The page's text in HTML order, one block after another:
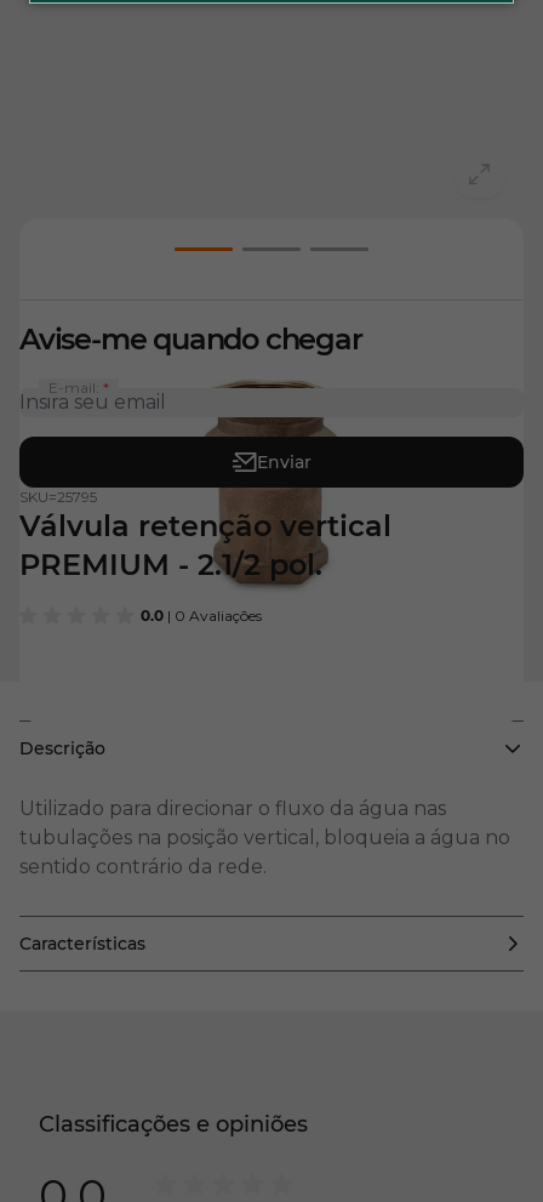
0.0 | 0 Avaliações
SKU=25795
Válvula retenção vertical
PREMIUM - 2.1/2 pol.
Avise-me quando chegar
E-mail:
Enviar
Descrição
Utilizado para direcionar o fluxo da água nas
tubulações na posição vertical, bloqueia a água no
sentido contrário da rede.
Características
Classificações e opiniões